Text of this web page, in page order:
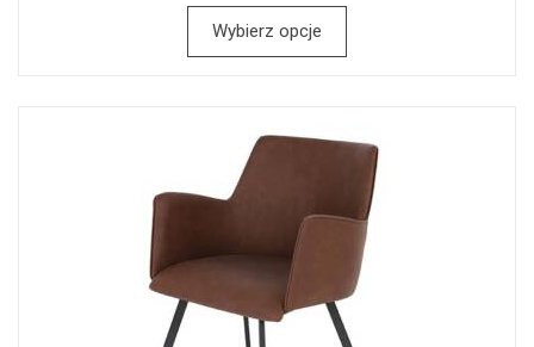
Wybierz opcje